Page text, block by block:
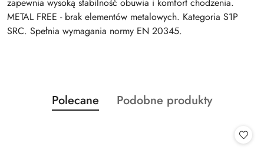
METAL FREE - brak elementów metalowych. Kategoria S1P
SRC. Spełnia wymagania normy EN 20345.
Pomiń karuzelę produktów
Produkty
o
Polecane
Produkty
Podobne produkty